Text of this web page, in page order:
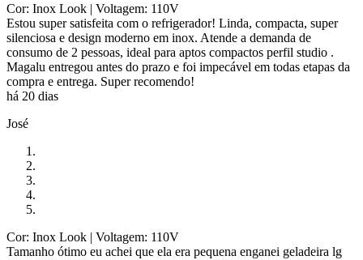
Cor: Inox Look | Voltagem: 110V
Estou super satisfeita com o refrigerador! Linda, compacta, super
silenciosa e design moderno em inox. Atende a demanda de
consumo de 2 pessoas, ideal para aptos compactos perfil studio .
Magalu entregou antes do prazo e foi impecável em todas etapas da
compra e entrega. Super recomendo!
há 20 dias
José
Cor: Inox Look | Voltagem: 110V
Tamanho ótimo eu achei que ela era pequena enganei geladeira lg